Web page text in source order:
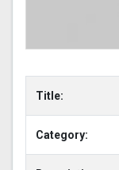
Title:
Category: